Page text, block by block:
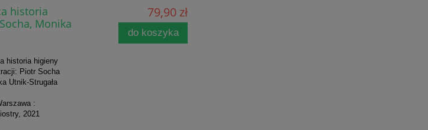
historia
Monika
historia higieny
Piotr Socha
Utnik-Strugała
:
2021
79,90 zł
do koszyka